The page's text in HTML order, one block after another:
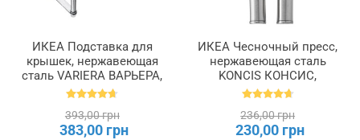
ИКЕА Подставка для
крышек, нержавеющая
сталь VARIERA ВАРЬЕРА,
701.548.00
393,00 грн
383,00 грн
ИКЕА Чесночный пресс,
нержавеющая сталь
KONCIS КОНСИС,
000.891.63
236,00 грн
230,00 грн